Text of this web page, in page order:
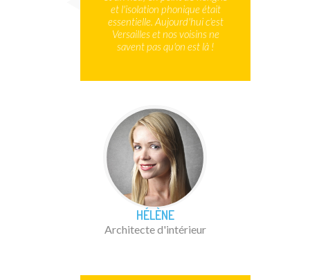
et l'isolation phonique était
essentielle. Aujourd'hui c'est
Versailles et nos voisins ne
savent pas qu'on est là !
HÉLÈNE
Architecte d'intérieur